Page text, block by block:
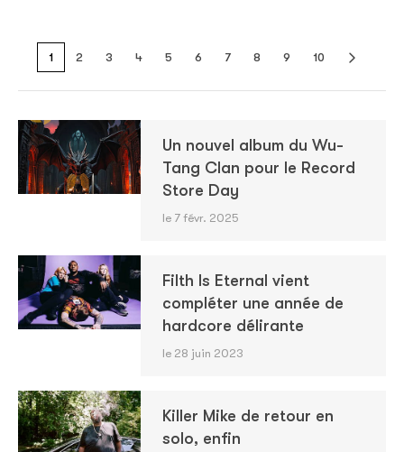
1 2 3 4 5 6 7 8 9 10
Un nouvel album du Wu-
Tang Clan pour le Record
Store Day
le 7 févr. 2025
Filth Is Eternal vient
compléter une année de
hardcore délirante
le 28 juin 2023
Killer Mike de retour en
solo, enfin